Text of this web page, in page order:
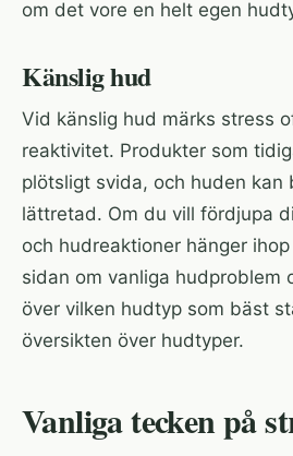
om det vore en helt egen
Känslig hud
Vid känslig hud märks stress
reaktivitet. Produkter som
plötsligt svida, och huden kan
lättretad. Om du vill fördjupa
och hudreaktioner hänger
sidan om vanliga hudproblem
över vilken hudtyp som bäst
översikten över hudtyper.
Vanliga tecken på